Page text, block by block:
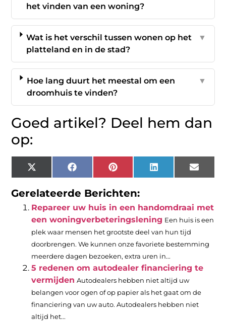
het vinden van een woning?
Wat is het verschil tussen wonen op het
platteland en in de stad?
▼
Hoe lang duurt het meestal om een
droomhuis te vinden?
▼
Goed artikel? Deel hem dan
op:
X
(Twitter)
FacebookPinterest LinkedIn Email
Gerelateerde Berichten:
Repareer uw huis in een handomdraai met
een woningverbeteringslening Een huis is een
plek waar mensen het grootste deel van hun tijd
doorbrengen. We kunnen onze favoriete bestemming
meerdere dagen bezoeken, extra uren in...
5 redenen om autodealer financiering te
vermijden Autodealers hebben niet altijd uw
belangen voor ogen of op papier als het gaat om de
financiering van uw auto. Autodealers hebben niet
altijd het...